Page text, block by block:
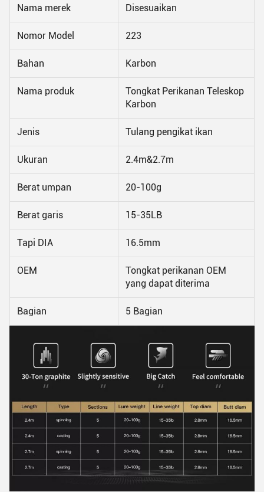
Nama merek Disesuaikan
Nomor Model 223
Bahan Karbon
Nama produk
Tongkat Perikanan Teleskop
Karbon
Jenis Tulang pengikat ikan
Ukuran 2.4m&2.7m
Berat umpan 20-100g
Berat garis 15-35LB
Tapi DIA 16.5mm
OEM
Tongkat perikanan OEM
yang dapat diterima
Bagian 5 Bagian